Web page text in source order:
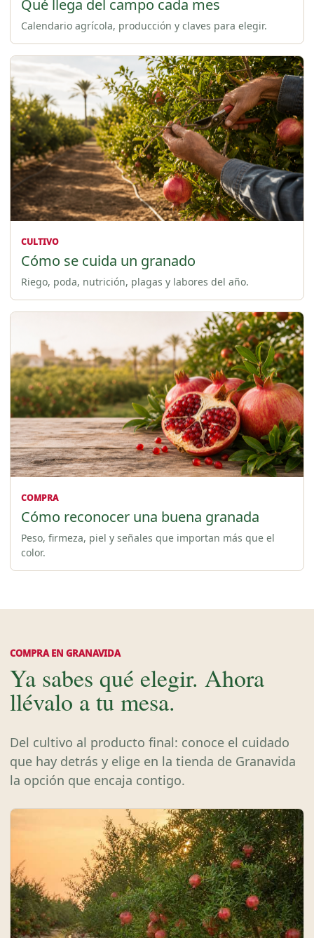
Qué llega del campo cada mes
Calendario agrícola, producción y claves para elegir.
CULTIVO
Cómo se cuida un granado
Riego, poda, nutrición, plagas y labores del año.
COMPRA
Cómo reconocer una buena granada
Peso, firmeza, piel y señales que importan más que el
color.
COMPRA EN GRANAVIDA
Ya sabes qué elegir. Ahora
llévalo a tu mesa.
Del cultivo al producto final: conoce el cuidado
que hay detrás y elige en la tienda de Granavida
la opción que encaja contigo.